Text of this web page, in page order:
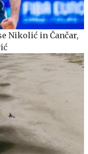
Nikolić in Čančar,